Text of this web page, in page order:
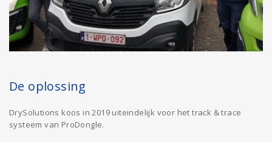
De oplossing
DrySolutions koos in 2019 uiteindelijk voor het track & trace
systeem van ProDongle.